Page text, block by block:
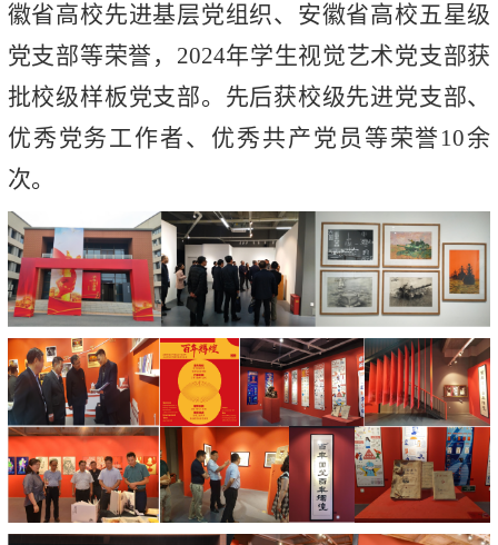
徽省高校先进基层党组织、安徽省高校五星级
党支部等荣誉，2024年学生视觉艺术党支部获
批校级样板党支部。先后获校级先进党支部、
优秀党务工作者、优秀共产党员等荣誉10余
次。